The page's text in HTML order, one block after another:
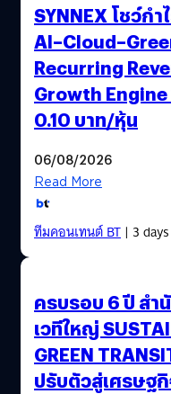
SYNNEX โชว์ก
Recurring
Growth
0.10 บาท/หุ้น
06/08/2026
Read More
ทีมคอนเทนต์ BT| 3
ครบรอบ 6 ปี สำ
เวทีใหญ่
GREEN
ปรับตัวสู่เศรษฐ